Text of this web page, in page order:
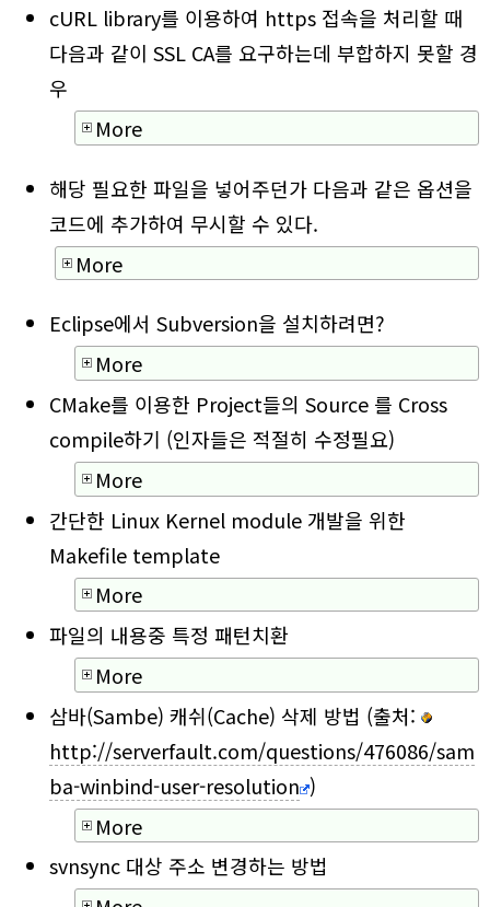
cURL library를 이용하여 https 접속을 처리할 때
다음과 같이 SSL CA를 요구하는데 부합하지 못할 경
우
More
해당 필요한 파일을 넣어주던가 다음과 같은 옵션을
코드에 추가하여 무시할 수 있다.
More
Eclipse에서 Subversion을 설치하려면?
More
CMake를 이용한 Project들의 Source 를 Cross
compile하기 (인자들은 적절히 수정필요)
More
간단한 Linux Kernel module 개발을 위한
Makefile template
More
파일의 내용중 특정 패턴치환
More
삼바(Sambe) 캐쉬(Cache) 삭제 방법 (출처:
http://serverfault.com/questions/476086/sam
ba-winbind-user-resolution )
More
svnsync 대상 주소 변경하는 방법